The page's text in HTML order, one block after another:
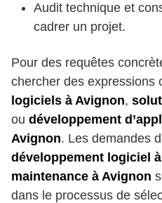
Audit technique et
cadrer un projet.
Pour des requêtes
chercher des expressions
logiciels à Avignon,
ou développement
Avignon. Les demandes
développement logiciel
maintenance à Avignon
dans le processus de